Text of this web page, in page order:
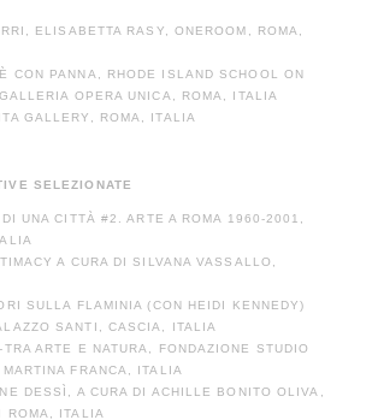
ELISABETTA RASY, ONEROOM, ROMA,
CON PANNA, RHODE ISLAND SCHOOL ON
OPERA UNICA, ROMA, ITALIA
GALLERY, ROMA, ITALIA
SELEZIONATE
UNA CITTÀ #2. ARTE A ROMA 1960-2001,
A CURA DI SILVANA VASSALLO,
SULLA FLAMINIA (CON HEIDI KENNEDY)
SANTI, CASCIA, ITALIA
ARTE E NATURA, FONDAZIONE STUDIO
FRANCA, ITALIA
DESSÌ, A CURA DI ACHILLE BONITO OLIVA,
ROMA, ITALIA